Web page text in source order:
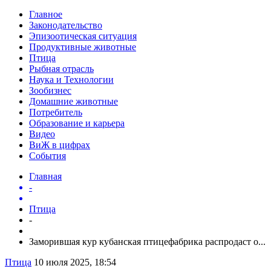
Главное
Законодательство
Эпизоотическая ситуация
Продуктивные животные
Птица
Рыбная отрасль
Наука и Технологии
Зообизнес
Домашние животные
Потребитель
Образование и карьера
Видео
ВиЖ в цифрах
События
Главная
-
Птица
-
Заморившая кур кубанская птицефабрика распродаст о...
Птица 10 июля 2025, 18:54